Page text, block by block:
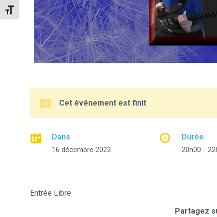
Changer la taille de la police
Cet événement est finit
Dans
16 décembre 2022
Durée
20h00 -
Entrée Libre
Partagez